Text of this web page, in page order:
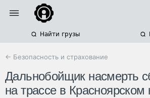
Найти грузы
← Безопасность и страхование
Дальнобойщик насмерть
на трассе в Красноярском